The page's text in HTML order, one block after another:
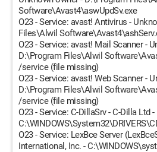
Software\Avast4\aswUpdSv.exe
O23 - Service: avast! Antivirus -
Files\Alwil
O23 - Service: avast! Mail Scanner -
D:\Program Files\Alwil
/service (file missing)
O23 - Service: avast! Web Scanner -
D:\Program Files\Alwil
/service (file missing)
O23 - Service: C-DillaSrv - C-Dilla Ltd -
O23 - Service: LexBce Server
International, Inc. -